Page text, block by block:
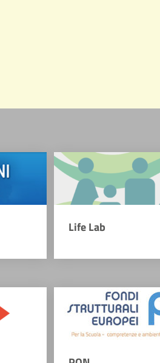
Life Lab